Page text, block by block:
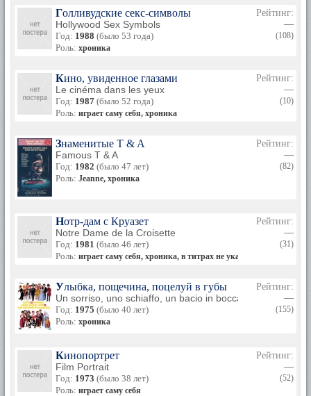
Голливудские секс-символы
Hollywood Sex Symbols
Год: 1988 (было 53 года)
Роль: хроника
Рейтинг:
—
(108)
Кино, увиденное глазами
Le cinéma dans les yeux
Год: 1987 (было 52 года)
Роль: играет саму себя, хроника
Рейтинг:
—
(10)
Знаменитые T & A
Famous T & A
Год: 1982 (было 47 лет)
Роль: Jeanne, хроника
Рейтинг:
—
(82)
Нотр-дам с Круазет
Notre Dame de la Croisette
Год: 1981 (было 46 лет)
Роль: играет саму себя, хроника, в титрах не указана
Рейтинг:
—
(31)
Улыбка, пощечина, поцелуй в губы
Un sorriso, uno schiaffo, un bacio in bocca
Год: 1975 (было 40 лет)
Роль: хроника
Рейтинг:
—
(155)
Кинопортрет
Film Portrait
Год: 1973 (было 38 лет)
Роль: играет саму себя
Рейтинг:
—
(52)